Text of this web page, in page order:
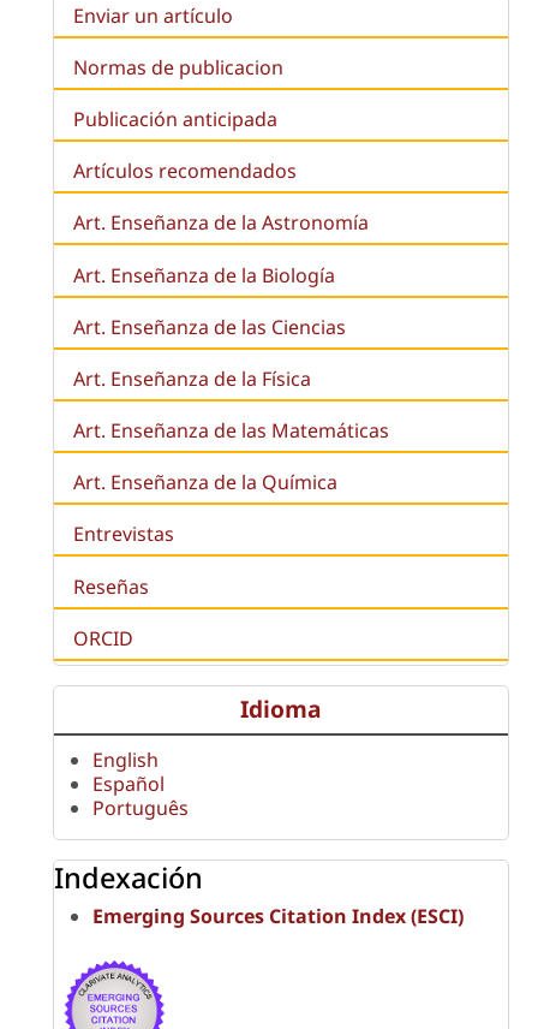
Enviar un artículo
Normas de publicacion
Publicación anticipada
Artículos recomendados
Art. Enseñanza de la Astronomía
Art. Enseñanza de la Biología
Art. Enseñanza de las Ciencias
Art. Enseñanza de la Física
Art. Enseñanza de las Matemáticas
Art. Enseñanza de la Química
Entrevistas
Reseñas
ORCID
Idioma
English
Español
Português
Indexación
Emerging Sources Citation Index (ESCI)